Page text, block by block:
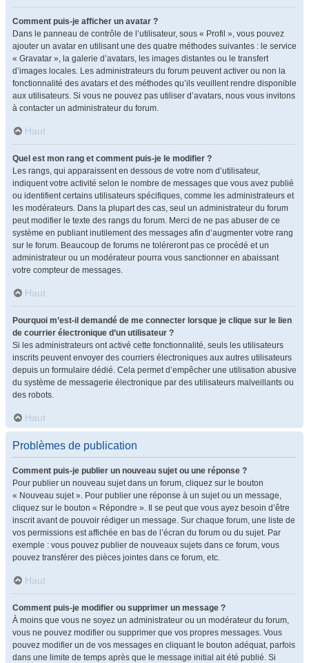
Comment puis-je afficher un avatar ?
Dans le panneau de contrôle de l’utilisateur, sous « Profil », vous pouvez
ajouter un avatar en utilisant une des quatre méthodes suivantes : le service
« Gravatar », la galerie d’avatars, les images distantes ou le transfert
d’images locales. Les administrateurs du forum peuvent activer ou non la
fonctionnalité des avatars et des méthodes qu’ils veuillent rendre disponible
aux utilisateurs. Si vous ne pouvez pas utiliser d’avatars, nous vous invitons
à contacter un administrateur du forum.
Haut
Quel est mon rang et comment puis-je le modifier ?
Les rangs, qui apparaissent en dessous de votre nom d’utilisateur,
indiquent votre activité selon le nombre de messages que vous avez publié
ou identifient certains utilisateurs spécifiques, comme les administrateurs et
les modérateurs. Dans la plupart des cas, seul un administrateur du forum
peut modifier le texte des rangs du forum. Merci de ne pas abuser de ce
système en publiant inutilement des messages afin d’augmenter votre rang
sur le forum. Beaucoup de forums ne toléreront pas ce procédé et un
administrateur ou un modérateur pourra vous sanctionner en abaissant
votre compteur de messages.
Haut
Pourquoi m’est-il demandé de me connecter lorsque je clique sur le lien
de courrier électronique d’un utilisateur ?
Si les administrateurs ont activé cette fonctionnalité, seuls les utilisateurs
inscrits peuvent envoyer des courriers électroniques aux autres utilisateurs
depuis un formulaire dédié. Cela permet d’empêcher une utilisation abusive
du système de messagerie électronique par des utilisateurs malveillants ou
des robots.
Haut
Problèmes de publication
Comment puis-je publier un nouveau sujet ou une réponse ?
Pour publier un nouveau sujet dans un forum, cliquez sur le bouton
« Nouveau sujet ». Pour publier une réponse à un sujet ou un message,
cliquez sur le bouton « Répondre ». Il se peut que vous ayez besoin d’être
inscrit avant de pouvoir rédiger un message. Sur chaque forum, une liste de
vos permissions est affichée en bas de l’écran du forum ou du sujet. Par
exemple : vous pouvez publier de nouveaux sujets dans ce forum, vous
pouvez transférer des pièces jointes dans ce forum, etc.
Haut
Comment puis-je modifier ou supprimer un message ?
À moins que vous ne soyez un administrateur ou un modérateur du forum,
vous ne pouvez modifier ou supprimer que vos propres messages. Vous
pouvez modifier un de vos messages en cliquant le bouton adéquat, parfois
dans une limite de temps après que le message initial ait été publié. Si